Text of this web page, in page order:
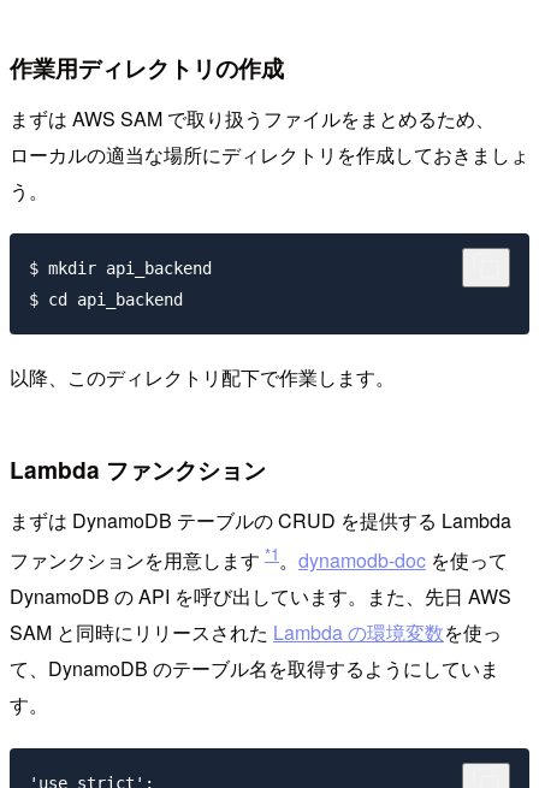
作業用ディレクトリの作成
まずは AWS SAM で取り扱うファイルをまとめるため、
ローカルの適当な場所にディレクトリを作成しておきましょ
う。
$ mkdir api_backend
以降、このディレクトリ配下で作業します。
Lambda ファンクション
まずは DynamoDB テーブルの CRUD を提供する Lambda
ファンクションを用意します *1。 dynamodb-doc を使って
DynamoDB の API を呼び出しています。また、先日 AWS
SAM と同時にリリースされた Lambda の環境変数を使っ
て、DynamoDB のテーブル名を取得するようにしていま
す。
'use strict';